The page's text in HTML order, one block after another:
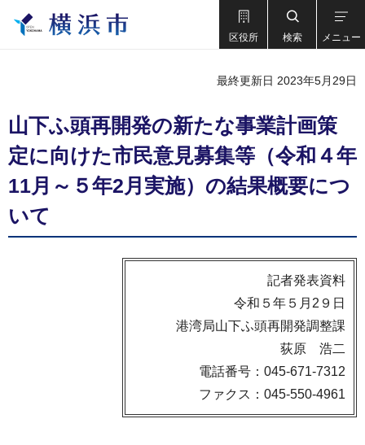
区役所 検索 メニュー
最終更新日 2023年5月29日
山下ふ頭再開発の新たな事業計画策
定に向けた市民意見募集等（令和４年
11月～５年2月実施）の結果概要につ
いて
記者発表資料
令和５年５月2９日
港湾局山下ふ頭再開発調整課
荻原 浩二
電話番号：045-671-7312
ファクス：045-550-4961